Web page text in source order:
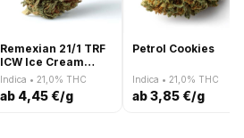
Remexian 21/1 TRF
ICW Ice Cream
Wizard
Indica • 21,0% THC
ab 4,45 €/g
Petrol Cookies
Indica • 21,0% THC
ab 3,85 €/g